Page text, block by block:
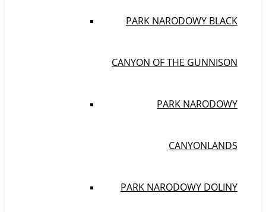
PARK NARODOWY BLACK
CANYON OF THE GUNNISON
PARK NARODOWY
CANYONLANDS
PARK NARODOWY DOLINY